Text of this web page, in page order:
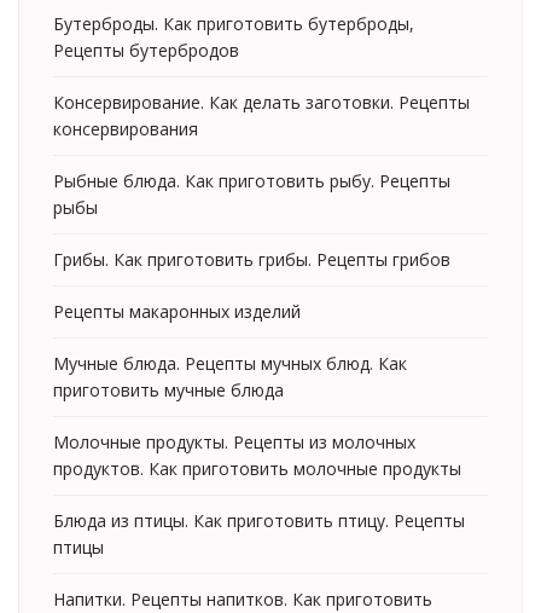
Бутерброды. Как приготовить бутерброды,
Рецепты бутербродов
Консервирование. Как делать заготовки. Рецепты
консервирования
Рыбные блюда. Как приготовить рыбу. Рецепты
рыбы
Грибы. Как приготовить грибы. Рецепты грибов
Рецепты макаронных изделий
Мучные блюда. Рецепты мучных блюд. Как
приготовить мучные блюда
Молочные продукты. Рецепты из молочных
продуктов. Как приготовить молочные продукты
Блюда из птицы. Как приготовить птицу. Рецепты
птицы
Напитки. Рецепты напитков. Как приготовить